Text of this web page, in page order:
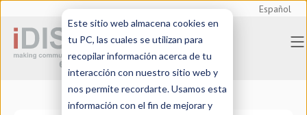
Este sitio web almacena cookies en
tu PC, las cuales se utilizan para
recopilar información acerca de tu
interacción con nuestro sitio web y
nos permite recordarte. Usamos esta
información con el fin de mejorar y
Español